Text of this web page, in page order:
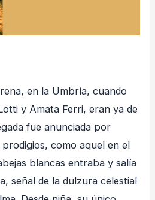
en la Umbría, cuando
y Amata Ferri, eran ya de
fue anunciada por
como aquel en el
blancas entraba y salía
señal de la dulzura celestial